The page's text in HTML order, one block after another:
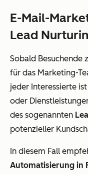
E-Mail-
Lead
Sobald Besuchende
für das Marketing-
jeder Interessierte
oder
des sogenannten
potenzieller
In diesem Fall
Automatisierung in